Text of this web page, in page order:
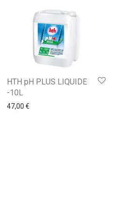
HTH pH PLUS LIQUIDE
-10L
47,00 €